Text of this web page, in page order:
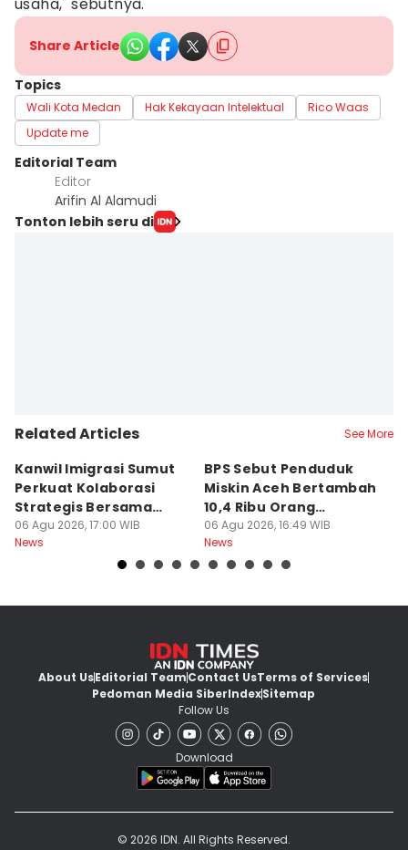
Share Article
Topics
Wali Kota Medan Hak Kekayaan Intelektual
Rico Waas
Update me
Editorial Team
Editor
Arifin Al Alamudi
Tonton lebih seru di
Related Articles See More
Kanwil Imigrasi Sumut
Perkuat Kolaborasi
Strategis Bersama
BP3MI
06 Agu 2026, 17:00 WIB
News
BPS Sebut Penduduk
Miskin Aceh Bertambah
10,4 Ribu Orang
Pascabencana
06 Agu 2026, 16:49 WIB
News
About UsEditorial TeamContact UsTerms of Services
Pedoman Media SiberIndexSitemap
Follow Us
Download
© 2026 IDN. All Rights Reserved.